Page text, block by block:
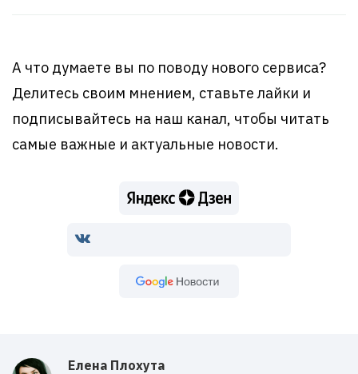
А что думаете вы по поводу нового сервиса?
Делитесь своим мнением, ставьте лайки и
подписывайтесь на наш канал, чтобы читать
самые важные и актуальные новости.
Елена Плохута